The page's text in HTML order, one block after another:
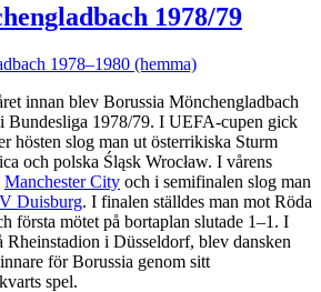
1978/79
innan blev Borussia Mönchengladbach
Bundesliga 1978/79. I UEFA-cupen gick
hösten slog man ut österrikiska Sturm
och polska Śląsk Wrocław. I vårens
Manchester City och i semifinalen slog man
Duisburg. I finalen ställdes man mot Röda
första mötet på bortaplan slutade 1–1. I
Rheinstadion i Düsseldorf, blev dansken
för Borussia genom sitt
spel.